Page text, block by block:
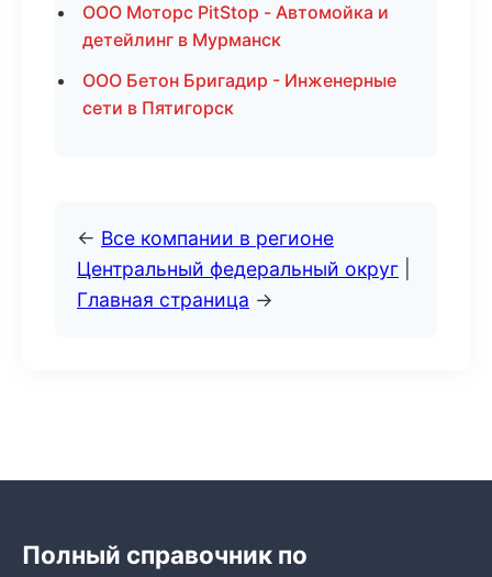
ООО Моторс PitStop - Автомойка и
детейлинг в Мурманск
ООО Бетон Бригадир - Инженерные
сети в Пятигорск
← Все компании в регионе
Центральный федеральный округ
Главная страница →
Полный справочник по